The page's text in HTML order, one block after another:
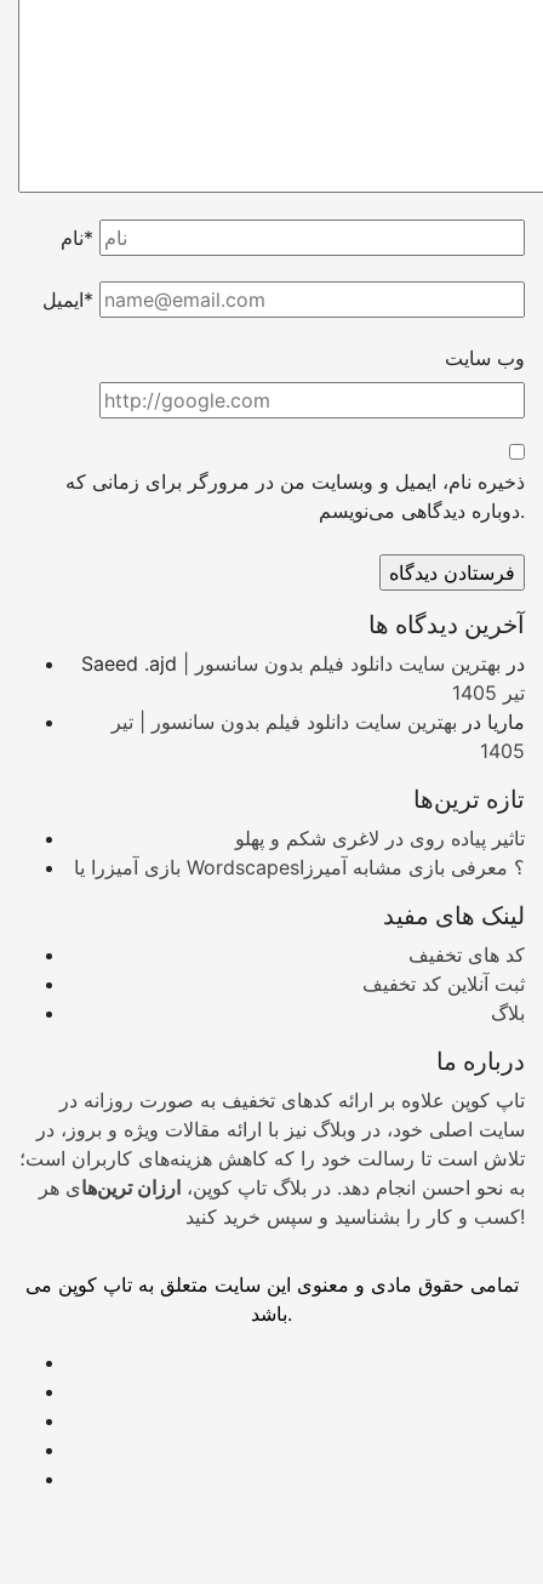
نام*
ایمیل*
وب سایت
ذخیره نام، ایمیل و وبسایت من در مرورگر برای زمانی که
دوباره دیدگاهی می‌نویسم.
آخرین دیدگاه ها
Saeed .ajd در بهترین سایت دانلود فیلم بدون سانسور |
تیر 1405
ماریا در بهترین سایت دانلود فیلم بدون سانسور | تیر
1405
تازه ترین‌ها
تاثیر پیاده روی در لاغری شکم و پهلو
بازی آمیزرا یا Wordscapes؟ معرفی بازی مشابه آمیرزا
لینک های مفید
کد های تخفیف
ثبت آنلاین کد تخفیف
بلاگ
درباره ما
تاپ کوپن علاوه بر ارائه کدهای تخفیف به صورت روزانه در
سایت اصلی خود، در وبلاگ نیز با ارائه مقالات ویژه و بروز، در
تلاش است تا رسالت خود را که کاهش هزینه‌های کاربران است؛
به نحو احسن انجام دهد. در بلاگ تاپ کوپن، ارزان ترین‌های هر
کسب و کار را بشناسید و سپس خرید کنید!
تمامی حقوق مادی و معنوی این سایت متعلق به تاپ کوپن می
باشد.